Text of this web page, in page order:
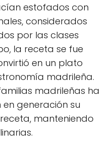
estofados con
considerados
por las clases
la receta se fue
en un plato
madrileña.
madrileñas ha
generación su
manteniendo